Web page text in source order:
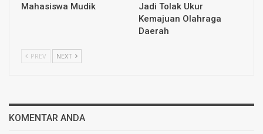
Mahasiswa Mudik
Jadi Tolak Ukur
Kemajuan Olahraga
Daerah
PREV NEXT
KOMENTAR ANDA